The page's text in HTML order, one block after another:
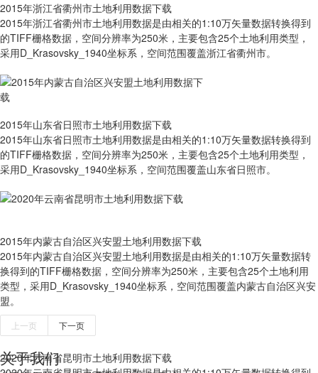
2015年浙江省衢州市土地利用数据下载
2015年浙江省衢州市土地利用数据是由相关的1:10万矢量数据转换得到
的TIFF栅格数据，空间分辨率为250米，主要包含25个土地利用类型，
采用D_Krasovsky_1940坐标系，空间范围覆盖浙江省衢州市。
2015年山东省日照市土地利用数据下载
2015年山东省日照市土地利用数据是由相关的1:10万矢量数据转换得到
的TIFF栅格数据，空间分辨率为250米，主要包含25个土地利用类型，
采用D_Krasovsky_1940坐标系，空间范围覆盖山东省日照市。
2015年内蒙古自治区兴安盟土地利用数据下载
2015年内蒙古自治区兴安盟土地利用数据是由相关的1:10万矢量数据转
换得到的TIFF栅格数据，空间分辨率为250米，主要包含25个土地利用
类型，采用D_Krasovsky_1940坐标系，空间范围覆盖内蒙古自治区兴安
盟。
2020年云南省昆明市土地利用数据下载
上一页 下一页
关于我们